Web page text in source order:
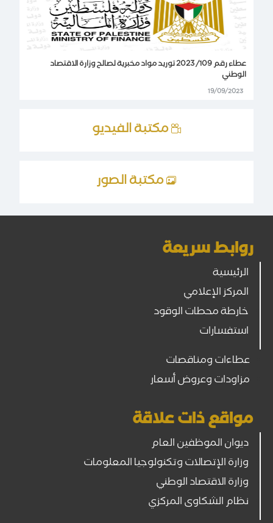
عطاء رقم 109/ 2023 توريد مواد مخبرية لصالح وزارة الاقتصاد
الوطني
19/09/2023
مكتبة الفيديو
مكتبة الصور
روابط سريعة
الرئيسية
المركز الإعلامي
خارطة محطات الوقود
استفسارات
عطاءات ومناقصات
مزاودات وعروض أسعار
مواقع ذات علاقة
ديوان الموظفين العام
وزارة الإتصالات وتكنولوجيا المعلومات
وزارة الاقتصاد الوطني
نظام الشكاوى المركزي